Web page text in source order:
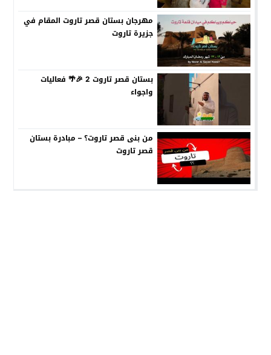
مهرجان بستان قصر تاروت المقام في
جزيرة تاروت
بستان قصر تاروت 2 🎉🌴 فعاليات
واجواء
من بنى قصر تاروت؟ – مبادرة بستان
قصر تاروت